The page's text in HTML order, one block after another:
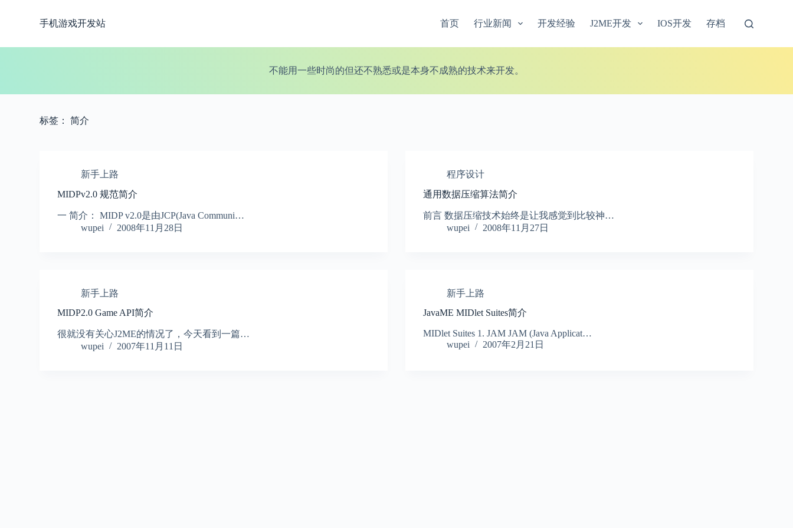
容
手机游戏开发站 首页 行业新闻 开发经验 J2ME开发 IOS开发 存档
不能用一些时尚的但还不熟悉或是本身不成熟的技术来开发。
标签： 简介
新手上路
MIDPv2.0 规范简介
一 简介： MIDP v2.0是由JCP(Java Communi…
wupei
2008年11月28日
程序设计
通用数据压缩算法简介
前言 数据压缩技术始终是让我感觉到比较神…
wupei
2008年11月27日
新手上路
MIDP2.0 Game API简介
很就没有关心J2ME的情况了，今天看到一篇…
wupei
2007年11月11日
新手上路
JavaME MIDlet Suites简介
MIDlet Suites 1. JAM JAM (Java Applicat…
wupei
2007年2月21日